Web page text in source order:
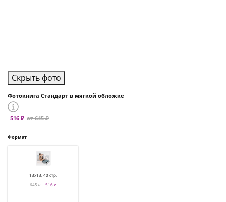
Скрыть фото
Фотокнига Стандарт в мягкой обложке
516 ₽ от 645 ₽
Формат
13х13, 40 стр.
645 ₽
516 ₽